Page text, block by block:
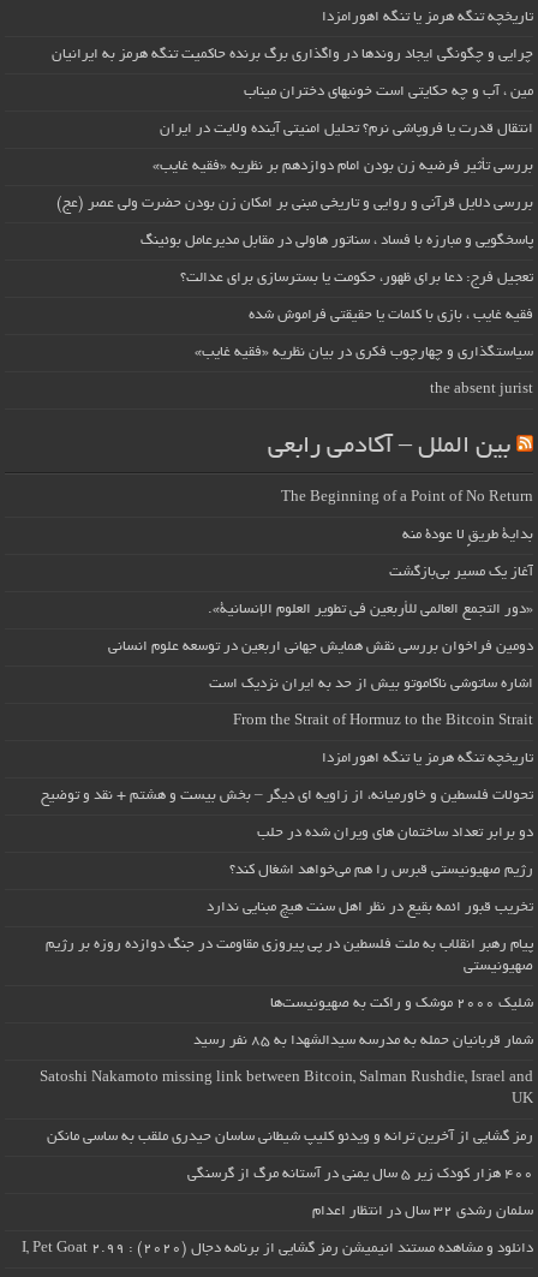
تاریخچه تنگه هرمز یا تنگه اهورامزدا
چرایی و چگونگی ایجاد روندها در واگذاری برگ برنده حاکمیت تنگه هرمز به ایرانیان
مین ، آب و چه حکایتی است خونبهای دختران میناب
انتقال قدرت یا فروپاشی نرم؟ تحلیل امنیتی آینده ولایت در ایران
بررسی تأثیر فرضیه زن بودن امام دوازدهم بر نظریه «فقیه غایب»
بررسی دلایل قرآنی و روایی و تاریخی مبنی بر امکان زن بودن حضرت ولی عصر (عج)
پاسخگویی و مبارزه با فساد ، سناتور هاولی در مقابل مدیرعامل بوئینگ
تعجیل فرج: دعا برای ظهور، حکومت یا بسترسازی برای عدالت؟
فقیه غایب ، بازی با کلمات یا حقیقتی فراموش شده
سیاستگذاری و چهارچوب فکری در بیان نظریه «فقیه غایب»
the absent jurist
بین الملل – آکادمی رابعی
The Beginning of a Point of No Return
بداية طريقٍ لا عودة منه
آغاز یک مسیر بی‌بازگشت
«دور التجمع العالمي للأربعين في تطوير العلوم الإنسانية».
دومین فراخوان بررسی نقش همایش جهانی اربعین در توسعه علوم انسانی
اشاره ساتوشی ناکاموتو بیش از حد به ایران نزدیک است
From the Strait of Hormuz to the Bitcoin Strait
تاریخچه تنگه هرمز یا تنگه اهورامزدا
تحولات فلسطین و خاورمیانه، از زاویه ای دیگر – بخش بیست و هشتم + نقد و توضیح
دو برابر تعداد ساختمان های ویران شده در حلب
رژیم صهیونیستی قبرس را هم می‌خواهد اشغال کند؟
تخریب قبور ائمه بقیع در نظر اهل سنت هیچ مبنایی ندارد
پیام رهبر انقلاب به ملت فلسطین در پی پیروزی مقاومت در جنگ دوازده روزه بر رژیم
صهیونیستی
شلیک ۲۰۰۰ موشک و راکت به صهیونیست‌ها
شمار قربانیان حمله به مدرسه سیدالشهدا به ۸۵ نفر رسید
Satoshi Nakamoto missing link between Bitcoin, Salman Rushdie, Israel and
UK
رمز گشایی از آخرین ترانه و ویدئو کلیپ شیطانی ساسان حیدری ملقب به ساسی مانکن
۴۰۰ هزار کودک زیر ۵ سال یمنی در آستانه مرگ از گرسنگی
سلمان رشدی ۳۲ سال در انتظار اعدام
دانلود و مشاهده مستند انیمیشن رمز گشایی از برنامه دجال (۲۰۲۰) : I, Pet Goat 2.99